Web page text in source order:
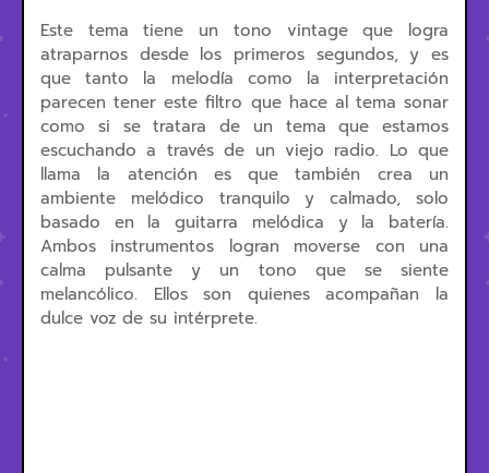
Este tema tiene un tono vintage que logra
atraparnos desde los primeros segundos, y es
que tanto la melodía como la interpretación
parecen tener este filtro que hace al tema sonar
como si se tratara de un tema que estamos
escuchando a través de un viejo radio. Lo que
llama la atención es que también crea un
ambiente melódico tranquilo y calmado, solo
basado en la guitarra melódica y la batería.
Ambos instrumentos logran moverse con una
calma pulsante y un tono que se siente
melancólico. Ellos son quienes acompañan la
dulce voz de su intérprete.